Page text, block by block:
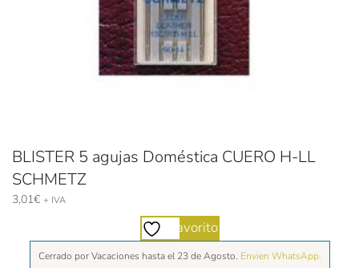
BLISTER 5 agujas Doméstica CUERO H-LL
SCHMETZ
3,01€ + IVA
Favorito
Cerrado por Vacaciones hasta el 23 de Agosto. Envien WhatsApp.